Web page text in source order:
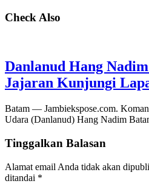
Check Also
Danlanud Hang
Jajaran Kunjungi
Batam — Jambiekspose.com.
Udara (Danlanud) Hang Nadim
Tinggalkan Balasan
Alamat email Anda tidak akan
ditandai *